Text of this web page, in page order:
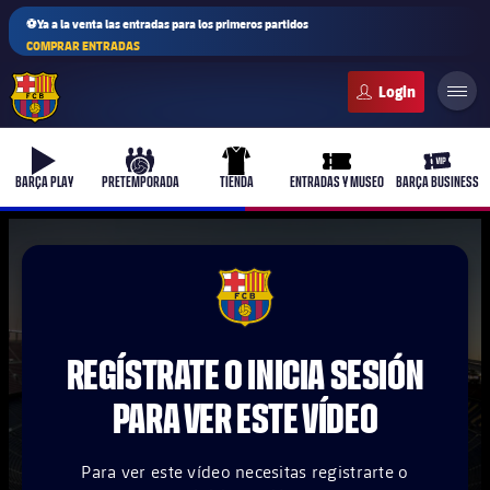
⚽Ya a la venta las entradas para los primeros partidos
COMPRAR ENTRADAS
b-play
BARÇA PLAY
culers-ball
PRETEMPORADA
uniform
TIENDA
ticket-full
ENTRADAS Y MUSEO
ticket-
BARÇA BUSINESS
plusicon
plusicon
más
FCB Barcelona badge
REGÍSTRATE O INICIA SESIÓN
PARA VER ESTE VÍDEO
Para ver este vídeo necesitas registrarte o